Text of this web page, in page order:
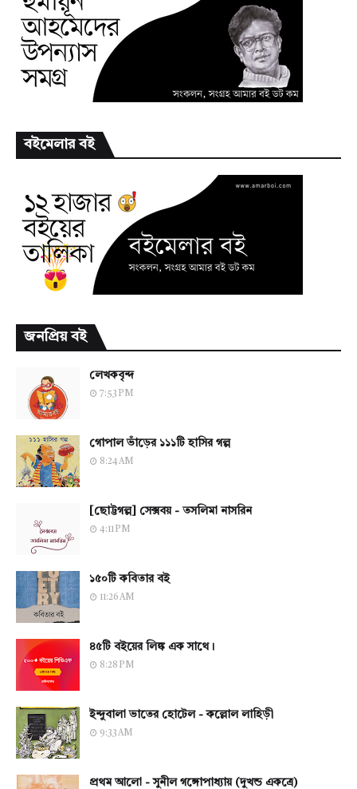
বইমেলার বই
জনপ্রিয় বই
লেখকবৃন্দ
7:53 PM
গোপাল ভাঁড়ের ১১১টি হাসির গল্প
8:24 AM
[ছোট্টগল্প] সেক্সবয় - তসলিমা নাসরিন
4:11 PM
১৫০টি কবিতার বই
11:26 AM
৪৫টি বইয়ের লিঙ্ক এক সাথে।
8:28 PM
ইন্দুবালা ভাতের হোটেল - কল্লোল লাহিড়ী
9:33 AM
প্রথম আলো - সুনীল গঙ্গোপাধ্যায় (দুখন্ড একত্রে)